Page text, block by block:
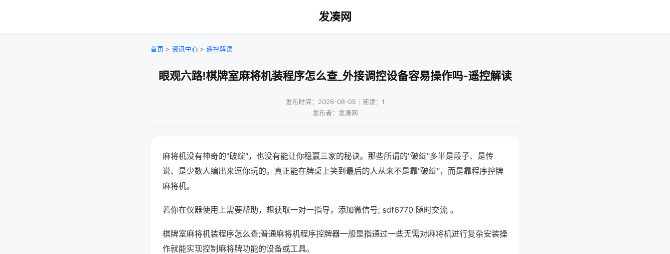
发凑网
首页 > 资讯中心 > 遥控解读
眼观六路!棋牌室麻将机装程序怎么查_外接调控设备容易操作吗-遥控解读
发布时间：2026-08-05｜阅读：1
发布者：发凑网
麻将机没有神奇的"破绽"，也没有能让你稳赢三家的秘诀。那些所谓的"破绽"多半是段子、是传
说、是少数人编出来逗你玩的。真正能在牌桌上笑到最后的人从来不是靠"破绽"，而是靠程序控牌
麻将机。
若你在仪器使用上需要帮助，想获取一对一指导，添加微信号; sdf6770 随时交流 。
棋牌室麻将机装程序怎么查;普通麻将机程序控牌器一般是指通过一些无需对麻将机进行复杂安装操
作就能实现控制麻将牌功能的设备或工具。